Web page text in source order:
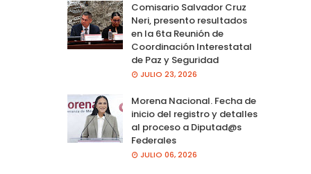
Comisario Salvador Cruz
Neri, presento resultados
en la 6ta Reunión de
Coordinación Interestatal
de Paz y Seguridad
JULIO 23, 2026
Morena Nacional. Fecha de
inicio del registro y detalles
al proceso a Diputad@s
Federales
JULIO 06, 2026